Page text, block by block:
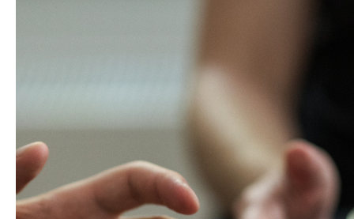
会員様からの喜びの声
よくあるご質問